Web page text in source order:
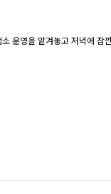
영을 맡겨놓고 저녁에